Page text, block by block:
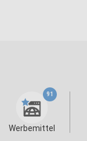
91
Werbemittel